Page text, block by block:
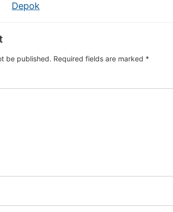
Depok
be published. Required fields are marked *